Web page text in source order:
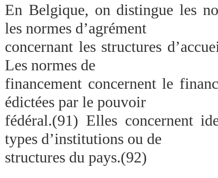
En Belgique, on distingue les
les normes d’agrément
concernant les structures
Les normes de
financement concernent le
édictées par le pouvoir
fédéral.(91) Elles concernent
types d’institutions ou de
structures du pays.(92)